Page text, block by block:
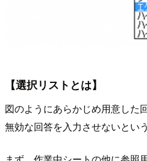
【選択リストとは】
図のようにあらかじめ用意した
無効な回答を入力させないとい